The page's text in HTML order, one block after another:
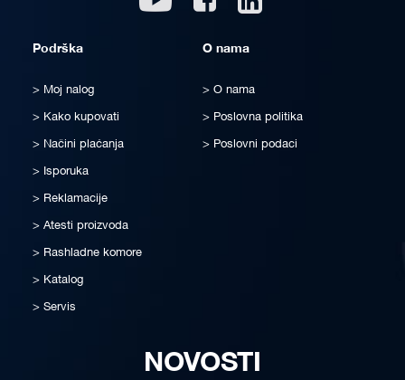
Podrška
Moj nalog
Kako kupovati
Načini plaćanja
Isporuka
Reklamacije
Atesti proizvoda
Rashladne komore
Katalog
Servis
O nama
O nama
Poslovna politika
Poslovni podaci
NOVOSTI